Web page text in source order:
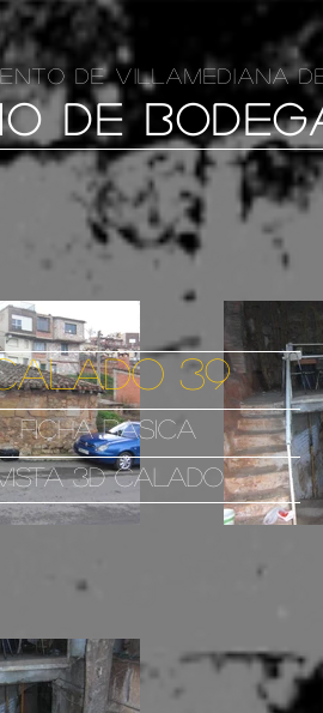
DE VILLAMEDIANA
DE
3D CALADO
FICHA BASICA
39